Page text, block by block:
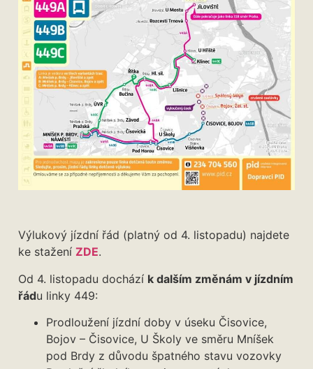
Výlukový jízdní řád (platný od 4. listopadu) najdete
ke stažení ZDE.
Od 4. listopadu dochází k dalším změnám v jízdním
řádu linky 449:
Prodloužení jízdní doby v úseku Čisovice,
Bojov – Čisovice, U Školy ve směru Mníšek
pod Brdy z důvodu špatného stavu vozovky